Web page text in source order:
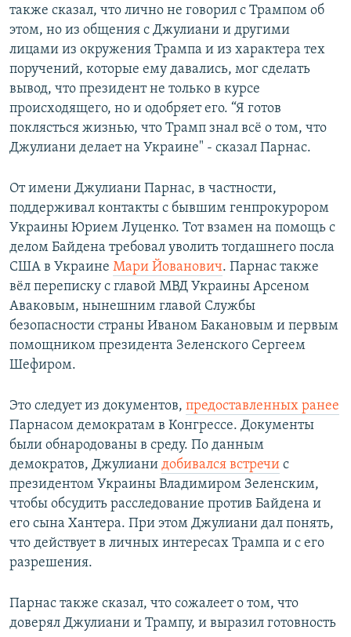
также сказал, что лично не говорил с Трампом об
этом, но из общения с Джулиани и другими
лицами из окружения Трампа и из характера тех
поручений, которые ему давались, мог сделать
вывод, что президент не только в курсе
происходящего, но и одобряет его. “Я готов
поклясться жизнью, что Трамп знал всё о том, что
Джулиани делает на Украине" - сказал Парнас.
От имени Джулиани Парнас, в частности,
поддерживал контакты с бывшим генпрокурором
Украины Юрием Луценко. Тот взамен на помощь с
делом Байдена требовал уволить тогдашнего посла
США в Украине Мари Йованович. Парнас также
вёл переписку с главой МВД Украины Арсеном
Аваковым, нынешним главой Службы
безопасности страны Иваном Бакановым и первым
помощником президента Зеленского Сергеем
Шефиром.
Это следует из документов, предоставленных ранее
Парнасом демократам в Конгрессе. Документы
были обнародованы в среду. По данным
демократов, Джулиани добивался встречи с
президентом Украины Владимиром Зеленским,
чтобы обсудить расследование против Байдена и
его сына Хантера. При этом Джулиани дал понять,
что действует в личных интересах Трампа и с его
разрешения.
Парнас также сказал, что сожалеет о том, что
доверял Джулиани и Трампу, и выразил готовность